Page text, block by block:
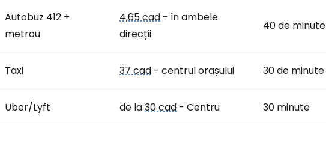
Autobuz 412 +
metrou
4,65 cad - în ambele
direcții
40 de minute
Taxi 37 cad - centrul orașului 30 de minute
Uber/Lyft de la30 cad - Centru 30 minute